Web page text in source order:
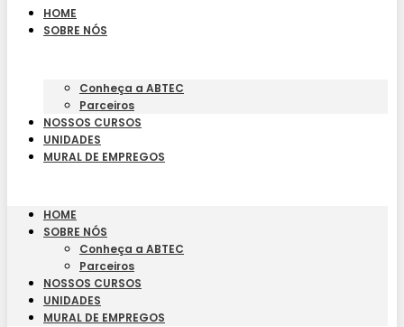
HOME
SOBRE NÓS
Conheça a ABTEC
Parceiros
NOSSOS CURSOS
UNIDADES
MURAL DE EMPREGOS
HOME
SOBRE NÓS
Conheça a ABTEC
Parceiros
NOSSOS CURSOS
UNIDADES
MURAL DE EMPREGOS